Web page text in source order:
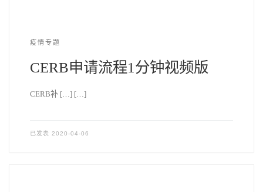
疫情专题
CERB申请流程1分钟视频版
CERB补 […] […]
已发表 2020-04-06